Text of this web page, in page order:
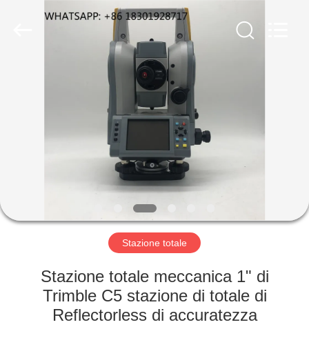
GIRO
FABBRICA
CONTROLLO
Stazione totale
Stazione totale meccanica 1" di
Trimble C5 stazione di totale di
Reflectorless di accuratezza